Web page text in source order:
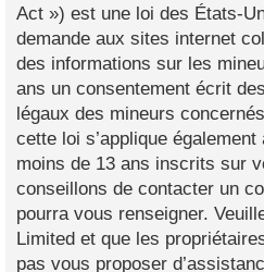
Act ») est une loi des États-
demande aux sites internet
des informations sur les
ans un consentement écrit
légaux des mineurs
cette loi s’applique
moins de 13 ans inscrits sur
conseillons de contacter un
pourra vous renseigner.
Limited et que les
pas vous proposer